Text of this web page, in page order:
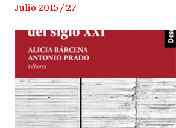
Julio 2015 / 27